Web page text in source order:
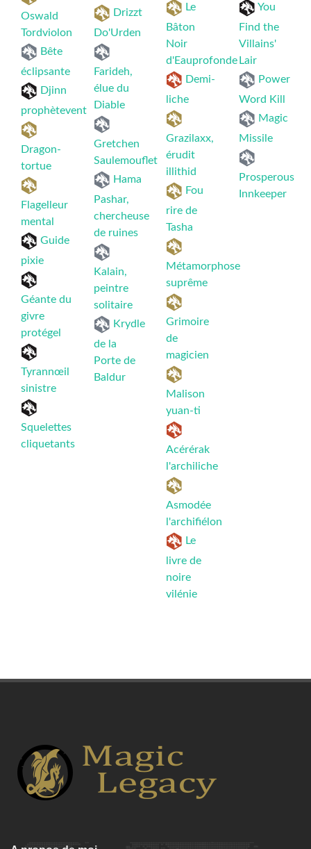
Oswald
Tordviolon
Bête
éclipsante
Djinn
prophètevent
Dragon-
tortue
Flagelleur
mental
Guide
pixie
Géante du
givre
protégel
Tyrannœil
sinistre
Squelettes
cliquetants
Drizzt
Do'Urden
Farideh,
élue du
Diable
Gretchen
Saulemouflet
Hama
Pashar,
chercheuse
de ruines
Kalain,
peintre
solitaire
Krydle
de la
Porte de
Baldur
Le
Bâton
Noir
d'Eauprofonde
Demi-
liche
Grazilaxx,
érudit
illithid
Fou
rire de
Tasha
Métamorphose
suprême
Grimoire
de
magicien
Malison
yuan-ti
Acérérak
l'archiliche
Asmodée
l'archifiélon
Le
livre de
noire
vilénie
You
Find the
Villains'
Lair
Power
Word Kill
Magic
Missile
Prosperous
Innkeeper